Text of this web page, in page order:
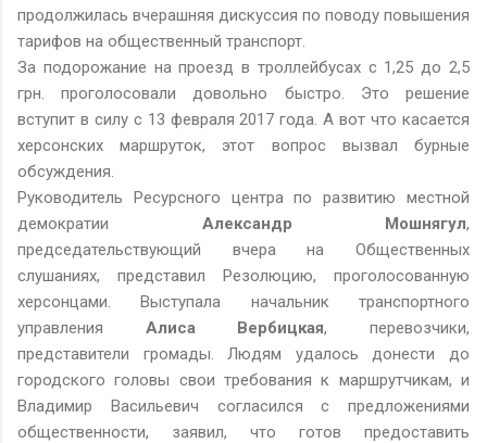
продолжилась вчерашняя дискуссия по поводу повышения
тарифов на общественный транспорт.
За подорожание на проезд в троллейбусах с 1,25 до 2,5
грн. проголосовали довольно быстро. Это решение
вступит в силу с 13 февраля 2017 года. А вот что касается
херсонских маршруток, этот вопрос вызвал бурные
обсуждения.
Руководитель Ресурсного центра по развитию местной
демократии Александр Мошнягул,
председательствующий вчера на Общественных
слушаниях, представил Резолюцию, проголосованную
херсонцами. Выступала начальник транспортного
управления Алиса Вербицкая, перевозчики,
представители громады. Людям удалось донести до
городского головы свои требования к маршрутчикам, и
Владимир Васильевич согласился с предложениями
общественности, заявил, что готов предоставить